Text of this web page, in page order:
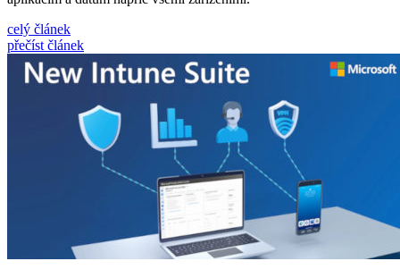
celý článek
přečíst článek